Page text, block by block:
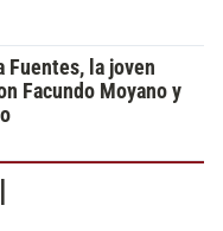
Fuentes, la joven
Facundo Moyano y